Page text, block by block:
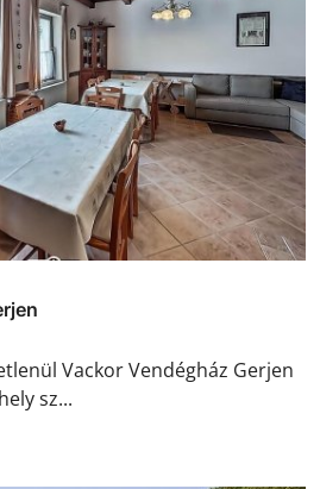
Vackor Vendégház Gerjen
sz...